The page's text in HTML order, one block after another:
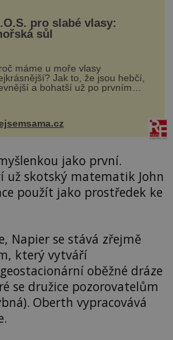
pro slabé vlasy:
sůl
máme u moře vlasy
Jak to, že jsou hebčí,
a bohatší už po prvním
...
jako první.
už skotský matematik John
použít jako prostředek ke
Napier se stává zřejmě
který vytváří
oběžné dráze
se družice pozorovatelům
Oberth vypracovává